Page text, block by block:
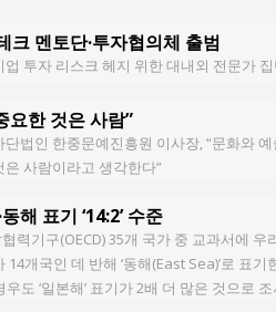
크 멘토단·투자협의체 출범
업 투자 리스크 헤지 위한 대내외 전문가
요한 것은 사람”
단법인 한중문예진흥원 이사장, “문화와
은 사람이라고 생각한다”
해 표기 ‘14:2’ 수준
력기구(OECD) 35개 국가 중 교과서에 우
14개국인 데 반해 ‘동해(East Sea)’로 표
도 ‘일본해’ 표기가 2배 더 많은 것으로